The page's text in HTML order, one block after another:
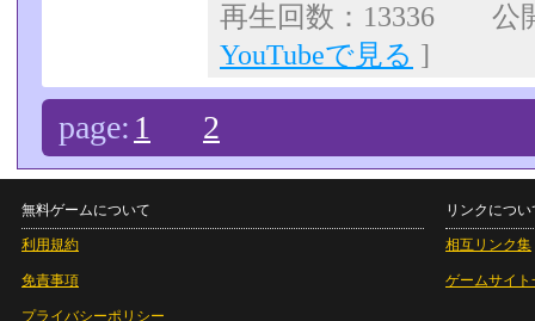
再生回数：13336 公
YouTubeで見る ]
page: 1 2
無料ゲームについて
利用規約
免責事項
プライバシーポリシー
リンクについ
相互リンク集
ゲームサイト